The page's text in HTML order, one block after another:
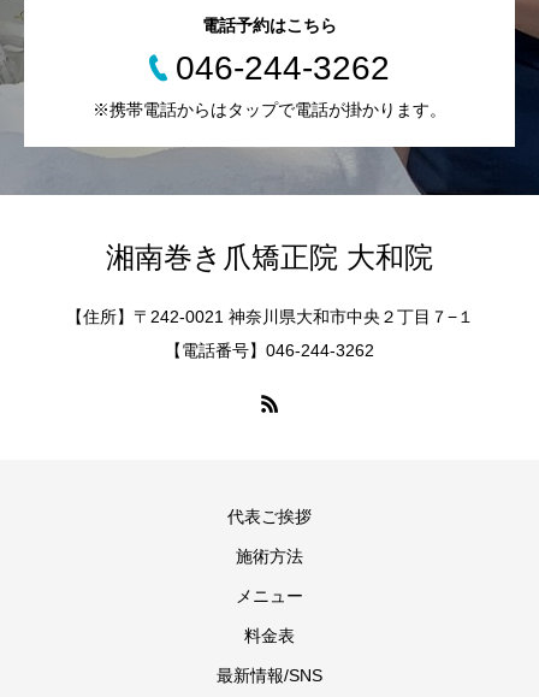
電話予約はこちら
046-244-3262
※携帯電話からはタップで電話が掛かります。
湘南巻き爪矯正院 大和院
【住所】〒242-0021 神奈川県大和市中央２丁目７−１
【電話番号】046-244-3262
代表ご挨拶
施術方法
メニュー
料金表
最新情報/SNS